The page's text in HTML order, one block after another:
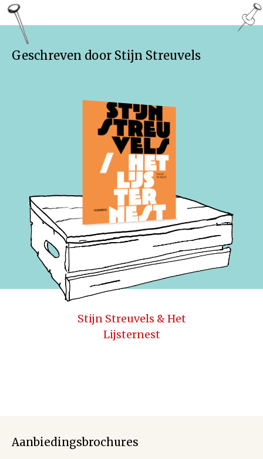
Geschreven door Stijn Streuvels
Stijn Streuvels & Het
Lijsternest
Aanbiedingsbrochures